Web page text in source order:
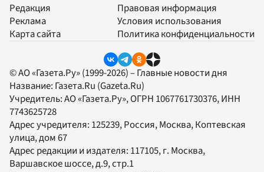
Редакция
Реклама
Карта сайта
Правовая информация
Условия использования
Политика конфиденциальности
© АО «Газета.Ру» (1999-2026) – Главные новости дня
Название: Газета.Ru (Gazeta.Ru)
Учредитель:АО «Газета.Ру», ОГРН 1067761730376, ИНН
7743625728
Адрес учредителя: 125239, Россия, Москва, Коптевская
улица, дом 67
Адрес редакции и издателя: 117105, г. Москва,
Варшавское шоссе, д.9, стр.1